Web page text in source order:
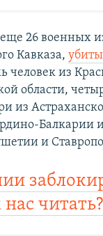
еще 26 военных
Кавказа,
человек из
области,
из
Балкарии
и
читать?